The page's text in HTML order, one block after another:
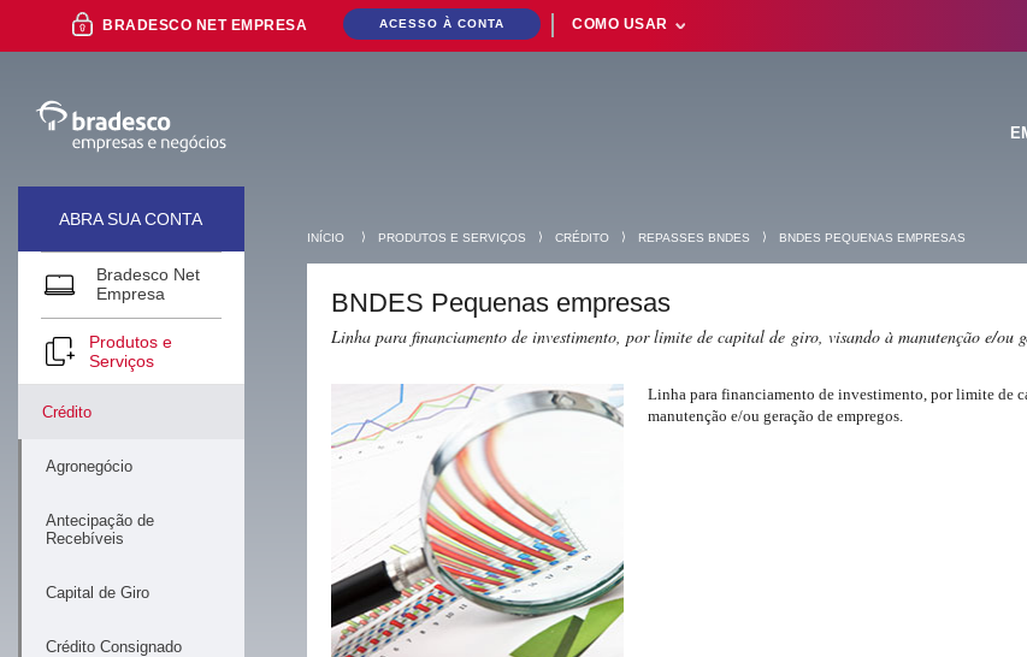
ABRA SUA CONTA
Bradesco Net
Empresa
Produtos e
Serviços
Crédito
Agronegócio
Antecipação de
Recebíveis
Capital de Giro
Crédito Consignado
INÍCIO ⟩ PRODUTOS E SERVIÇOS ⟩ CRÉDITO ⟩ REPASSES BNDES ⟩ BNDES PEQUENAS EMPRESAS
Mais buscados BNDES Pequenas empresas
Linha para financiamento de investimento, por limite de capital de giro, visando à manutenção e/ou
Linha para financiamento de investimento, por limite de
manutenção e/ou geração de empregos.
BRADESCO NET EMPRESA
Ir
para
o
para
o
Ir
a
Pesquisa
para
Rodapé
ACESSO À CONTA COMO USAR